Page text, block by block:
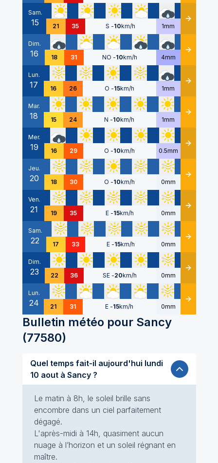
Sam.
15 21 35 S -10km/h 1mm Détails
Dim.
16 18 31 NO -10km/h 4mm Détails
Lun.
17 16 26 O -15km/h 1mm Détails
Mar.
18 15 24 N -10km/h 1mm Détails
Mer.
19 16 29 O -10km/h 0.5mm Détails
Jeu.
20 18 30 O -10km/h 0mm Détails
Ven.
21 19 35 E -15km/h 0mm Détails
Sam.
22 17 33 E -15km/h 0mm Détails
Dim.
23 22 36 SE -20km/h 0mm Détails
Lun.
24 21 31 E -15km/h 0mm Détails
Bulletin météo pour Sancy
(77580)
Quel temps fait-il aujourd'hui lundi
10 aout à Sancy ?
Le matin à 8h, le soleil brille sans
encombre dans un ciel parfaitement
dégagé.
L'après-midi à 14h, quasiment aucun
nuage à l’horizon et un soleil régnant en
maître.